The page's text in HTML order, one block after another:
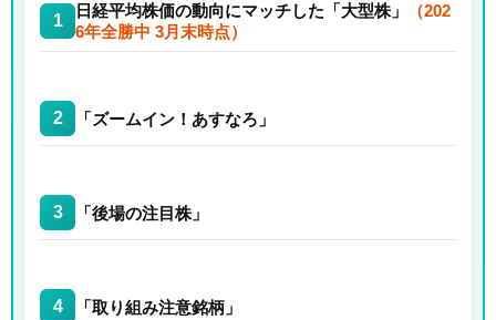
1
日経平均株価の動向にマッチした「大型株」
（202
6年全勝中 3月末時点）
2 「ズームイン！あすなろ」
3 「後場の注目株」
4 「取り組み注意銘柄」